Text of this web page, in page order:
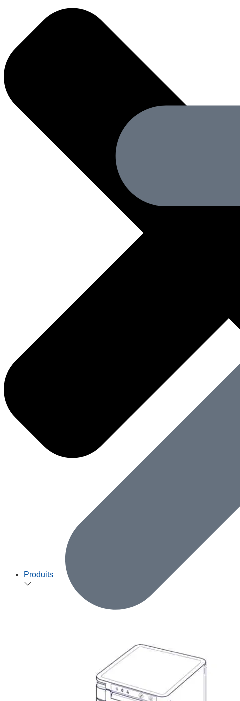
Produits